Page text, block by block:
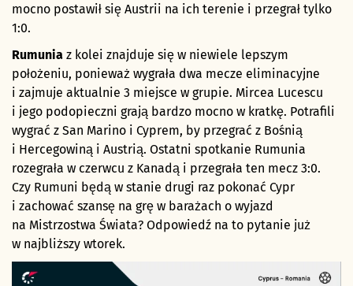
mocno postawił się Austrii na ich terenie i przegrał tylko
1:0.
Rumunia z kolei znajduje się w niewiele lepszym
położeniu, ponieważ wygrała dwa mecze eliminacyjne
i zajmuje aktualnie 3 miejsce w grupie. Mircea Lucescu
i jego podopieczni grają bardzo mocno w kratkę. Potrafili
wygrać z San Marino i Cyprem, by przegrać z Bośnią
i Hercegowiną i Austrią. Ostatni spotkanie Rumunia
rozegrała w czerwcu z Kanadą i przegrała ten mecz 3:0.
Czy Rumuni będą w stanie drugi raz pokonać Cypr
i zachować szansę na grę w barażach o wyjazd
na Mistrzostwa Świata? Odpowiedź na to pytanie już
w najbliższy wtorek.